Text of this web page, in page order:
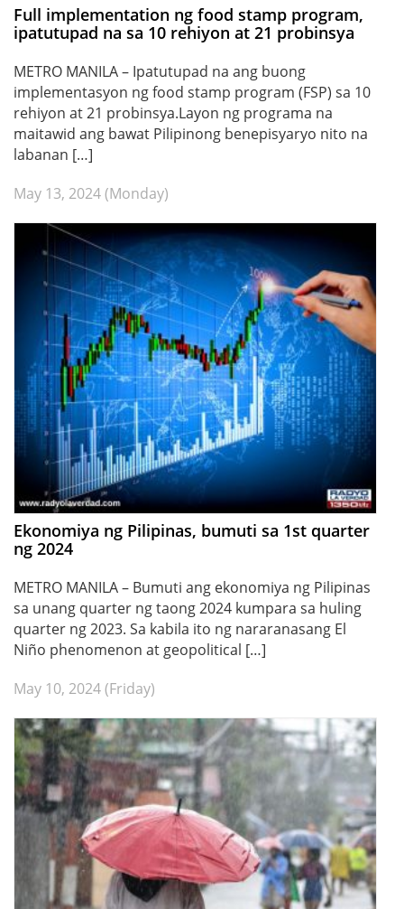
Full implementation ng food stamp program,
ipatutupad na sa 10 rehiyon at 21 probinsya
METRO MANILA – Ipatutupad na ang buong
implementasyon ng food stamp program (FSP) sa 10
rehiyon at 21 probinsya.Layon ng programa na
maitawid ang bawat Pilipinong benepisyaryo nito na
labanan […]
May 13, 2024 (Monday)
Ekonomiya ng Pilipinas, bumuti sa 1st quarter
ng 2024
METRO MANILA – Bumuti ang ekonomiya ng Pilipinas
sa unang quarter ng taong 2024 kumpara sa huling
quarter ng 2023. Sa kabila ito ng nararanasang El
Niño phenomenon at geopolitical […]
May 10, 2024 (Friday)